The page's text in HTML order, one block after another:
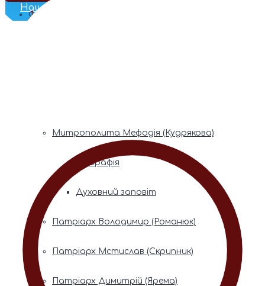
Наш Телеграм
Фонди пам’яті
Митрополита Мефодія (Кудрякова)
Біографія
Духовний заповіт
Патріарх Володимир (Романюк)
Патріарх Мстислав (Скрипник)
Патріарх Димитрій (Ярема)